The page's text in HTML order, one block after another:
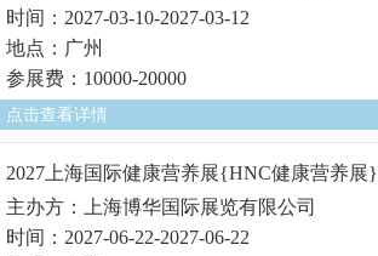
时间：2027-03-10-2027-03-12
地点：广州
参展费：10000-20000
点击查看详情
2027上海国际健康营养展{HNC健康营养展}
主办方：上海博华国际展览有限公司
时间：2027-06-22-2027-06-22